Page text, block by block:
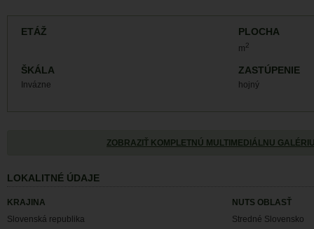
ETÁŽ PLOCHA
m2
ŠKÁLA
Invázne
ZASTÚPENIE
hojný
ZOBRAZIŤ KOMPLETNÚ MULTIMEDIÁLNU
LOKALITNÉ ÚDAJE
KRAJINA
Slovenská republika
NUTS OBLASŤ
Stredné Slovensko